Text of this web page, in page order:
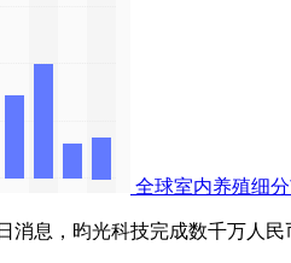
全球室内养殖细
息，昀光科技完成数千万人民